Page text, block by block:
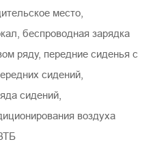
место,
беспроводная зарядка
ряду, передние сиденья с
сидений,
сидений,
воздуха